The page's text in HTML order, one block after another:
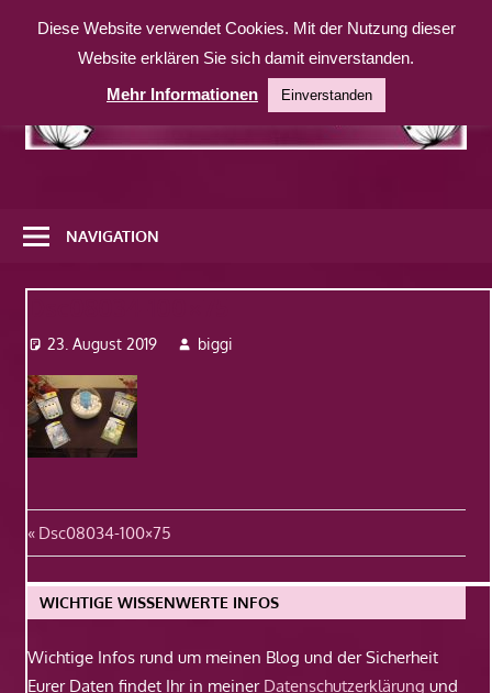
Inhalt
weitere
Website
NAVIGATION
23. August 2019 biggi
Beitragsnavigation
Vorheriger
Beitrag:
Dsc08034-100×75
WICHTIGE WISSENWERTE INFOS
Wichtige Infos rund um meinen Blog und der Sicherheit
Eurer Daten findet Ihr in meiner Datenschutzerklärung und
Diese Website verwendet Cookies. Mit der Nutzung dieser
Website erklären Sie sich damit einverstanden.
Mehr Informationen
Einverstanden